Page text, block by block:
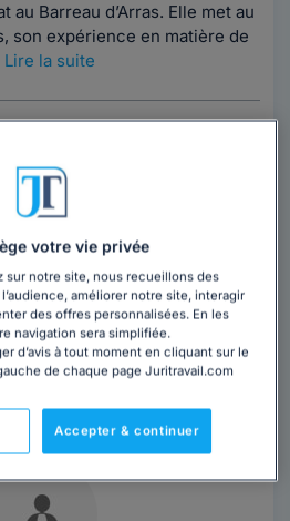
au Barreau d’Arras. Elle met au
son expérience en matière de
Lire la suite
PIERRE
barreau d'Arras
,Arras, 62000
ce cabinet
votre vie privée
sur notre site, nous recueillons des
améliorer notre site, interagir
des offres personnalisées. En les
navigation sera simplifiée.
d’avis à tout moment en cliquant sur le
de chaque page Juritravail.com
Accepter & continuer